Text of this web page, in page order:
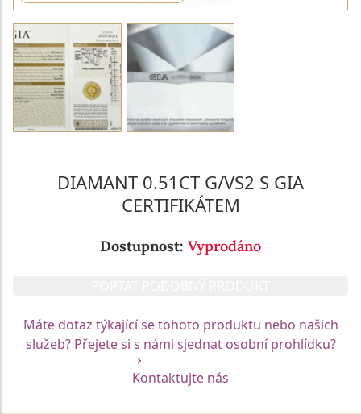
DIAMANT 0.51CT G/VS2 S GIA
CERTIFIKÁTEM
Dostupnost: Vyprodáno
Máte dotaz týkající se tohoto produktu nebo našich
služeb? Přejete si s námi sjednat osobní prohlídku?
Kontaktujte nás